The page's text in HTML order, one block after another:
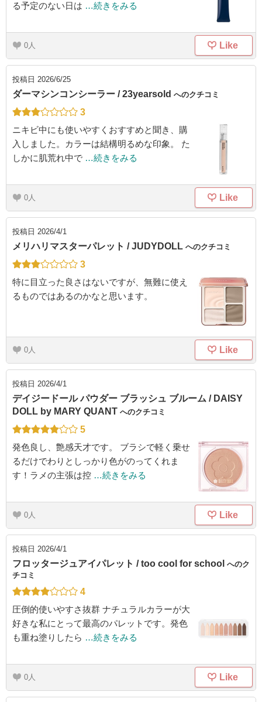
る予定のない日は …続きをみる
0 Like
投稿日 2026/6/25
ダーマシンコンシーラー / 23yearsold へのクチコミ
3
ニキビ中にも使いやすくおすすめと聞き、購
入しました。カラーは結構明るめな印象。 た
しかに肌荒れ中で …続きをみる
0 Like
投稿日 2026/4/1
メリハリマスターパレット / JUDYDOLL へのクチコミ
3
特に目立った良さはないですが、無難に使え
るものではあるのかなと思います。
0 Like
投稿日 2026/4/1
デイジードール パウダー ブラッシュ ブルーム / DAISY
DOLL by MARY QUANT へのクチコミ
5
発色良し、艶感天才です。 ブラシで軽く乗せ
るだけでわりとしっかり色がのってくれま
す！ラメの主張は控 …続きをみる
0 Like
投稿日 2026/4/1
フロッタージュアイパレット / too cool for school へのク
チコミ
4
圧倒的使いやすさ抜群 ナチュラルカラーが大
好きな私にとって最高のパレットです。発色
も重ね塗りしたら …続きをみる
0 Like